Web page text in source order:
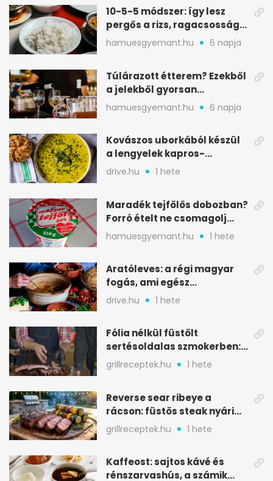
10-5-5 módszer: így lesz
pergős a rizs, ragacsosság
nélkül
hamuesgyemant.hu 6 napja
Túlárazott étterem? Ezekből
a jelekből gyorsan
észreveheted
hamuesgyemant.hu 6 napja
Kovászos uborkából készül
a lengyelek kapros-
savanykás levese
drive.hu 1 hete
Maradék tejfölös dobozban?
Forró ételt ne csomagolj
ilyen tégelybe
hamuesgyemant.hu 1 hete
Aratóleves: a régi magyar
fogás, ami egész
csapatokat jóllakatott
drive.hu 1 hete
Fólia nélkül füstölt
sertésoldalas szmokerben:
ropogós bark, 6 óra
grillreceptek.hu 1 hete
Reverse sear ribeye a
rácson: füstös steak nyári
tökkebabbal
grillreceptek.hu 1 hete
Kaffeost: sajtos kávé és
rénszarvashús, a számik